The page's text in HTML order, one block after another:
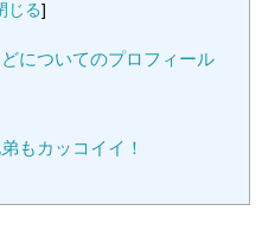
じる]
についてのプロフィール
もカッコイイ！